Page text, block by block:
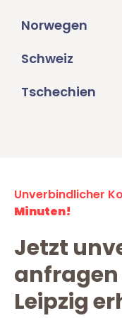
Norwegen
Schweiz
Tschechien
Unverbindlicher
Minuten!
Jetzt
anfragen
Leipzig